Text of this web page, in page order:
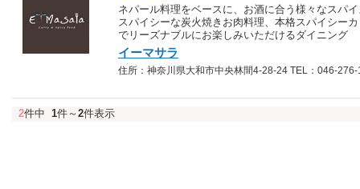
ネパール料理をベースに、お酒に合う様々なスパ
スパイシーな炭火焼きお肉料理、本格スパイシー
でリーズナブルにお楽しみいただけるダイニング
イーマサラ
住所：神奈川県大和市中央林間4-28-24 TEL：046-
2件中 1件～ 2件表示